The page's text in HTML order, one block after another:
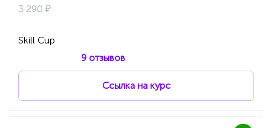
3 290 ₽
Skill Cup
9 отзывов
Ссылка на курс